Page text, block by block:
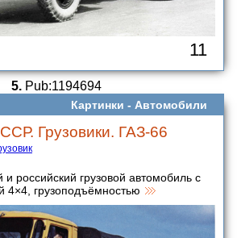
11
5. Pub:1194694
Картинки - Автомобили
Грузовики. ГАЗ-66
российский грузовой автомобиль с
4×4, грузоподъёмностью